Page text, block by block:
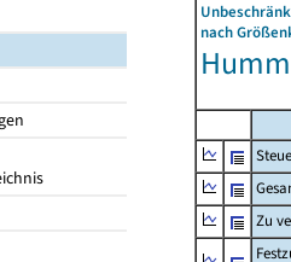
nach
Zu